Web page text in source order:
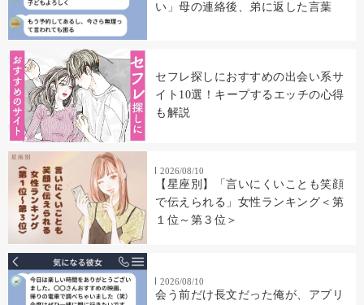
い」母の連絡後、弟に返した言葉
セフレ探しにおすすめの出会い系サ
イト10選！キープするエッチの心得
も解説
2026/08/10
【星座別】「言いにくいことも笑顔
で伝えられる」女性ランキング＜第
１位～第３位＞
2026/08/10
会う前だけ長文だった俺が、アプリ